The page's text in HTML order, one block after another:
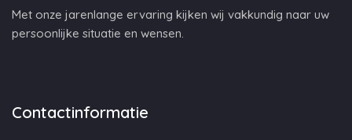
Met onze jarenlange ervaring kijken wij vakkundig naar uw
persoonlijke situatie en wensen.
Contactinformatie